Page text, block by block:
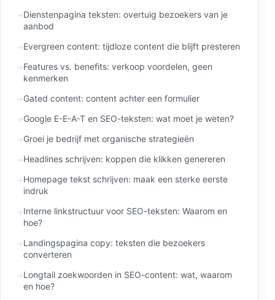
Dienstenpagina teksten: overtuig bezoekers van je
aanbod
Evergreen content: tijdloze content die blijft presteren
Features vs. benefits: verkoop voordelen, geen
kenmerken
Gated content: content achter een formulier
Google E-E-A-T en SEO-teksten: wat moet je weten?
Groei je bedrijf met organische strategieën
Headlines schrijven: koppen die klikken genereren
Homepage tekst schrijven: maak een sterke eerste
indruk
Interne linkstructuur voor SEO-teksten: Waarom en
hoe?
Landingspagina copy: teksten die bezoekers
converteren
Longtail zoekwoorden in SEO-content: wat, waarom
en hoe?